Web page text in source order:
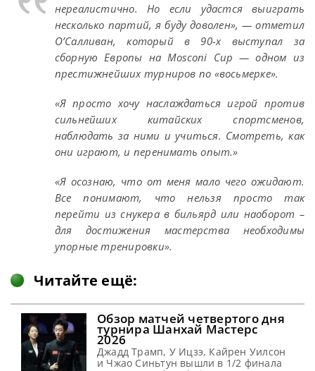
нереалистично. Но если удастся выиграть
несколько партий, я буду доволен», — отметил
О’Салливан, который в 90-х выступал за
сборную Европы на Mosconi Cup — одном из
престижнейших турниров по «восьмерке».
«Я просто хочу наслаждаться игрой против
сильнейших китайских спортсменов,
наблюдать за ними и учиться. Смотреть, как
они играют, и перенимать опыт.»
«Я осознаю, что от меня мало чего ожидают.
Все понимают, что нельзя просто так
перейти из снукера в бильярд или наоборот –
для достижения мастерства необходимы
упорные тренировки».
Читайте ещё:
Обзор матчей четвертого дня
турнира Шанхай Мастерс
2026
Джадд Трамп, У Ицзэ, Кайрен Уилсон
и Чжао Синьтун вышли в 1/2 финала